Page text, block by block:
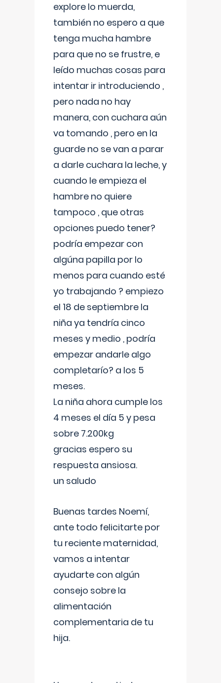
explore lo muerda,
también no espero a que
tenga mucha hambre
para que no se frustre, e
leído muchas cosas para
intentar ir introduciendo ,
pero nada no hay
manera, con cuchara aún
va tomando , pero en la
guarde no se van a parar
a darle cuchara la leche, y
cuando le empieza el
hambre no quiere
tampoco , que otras
opciones puedo tener?
podría empezar con
algúna papilla por lo
menos para cuando esté
yo trabajando ? empiezo
el 18 de septiembre la
niña ya tendría cinco
meses y medio , podría
empezar andarle algo
completarío? a los 5
meses.
La niña ahora cumple los
4 meses el día 5 y pesa
sobre 7.200kg
gracias espero su
respuesta ansiosa.
un saludo
Buenas tardes Noemí,
ante todo felicitarte por
tu reciente maternidad,
vamos a intentar
ayudarte con algún
consejo sobre la
alimentación
complementaria de tu
hija.